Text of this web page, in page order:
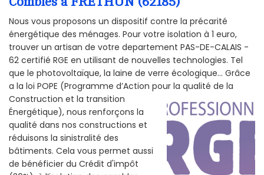
Nous vous proposons un dispositif contre la précarité
énergétique des ménages. Pour votre isolation à 1 euro,
trouver un artisan de votre departement PAS-DE-CALAIS -
62 certifié RGE en utilisant de nouvelles technologies. Tel
que le photovoltaïque, la laine de verre écologique... Grâce
a la loi POPE (Programme d’Action pour la qualité de la
Construction et la transition
Énergétique), nous renforçons la
qualité dans nos constructions et
réduisons la sinistralité des
bâtiments. Cela vous permet aussi
de bénéficier du Crédit d'impôt